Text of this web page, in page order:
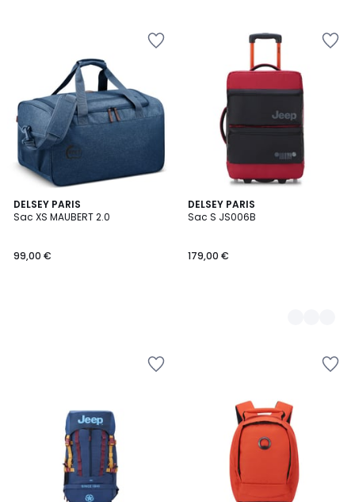
DELSEY PARIS
Sac XS MAUBERT 2.0
99,00 €
DELSEY PARIS
Sac S JS006B
179,00 €
4
Couleurs